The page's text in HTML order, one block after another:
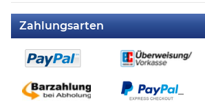
Zahlungsarten